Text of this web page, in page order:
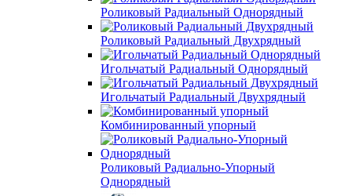
Роликовый Радиальный Однорядный
Роликовый Радиальный Двухрядный
Игольчатый Радиальный Однорядный
Игольчатый Радиальный Двухрядный
Комбинированный упорный
Роликовый Радиально-Упорный
Однорядный